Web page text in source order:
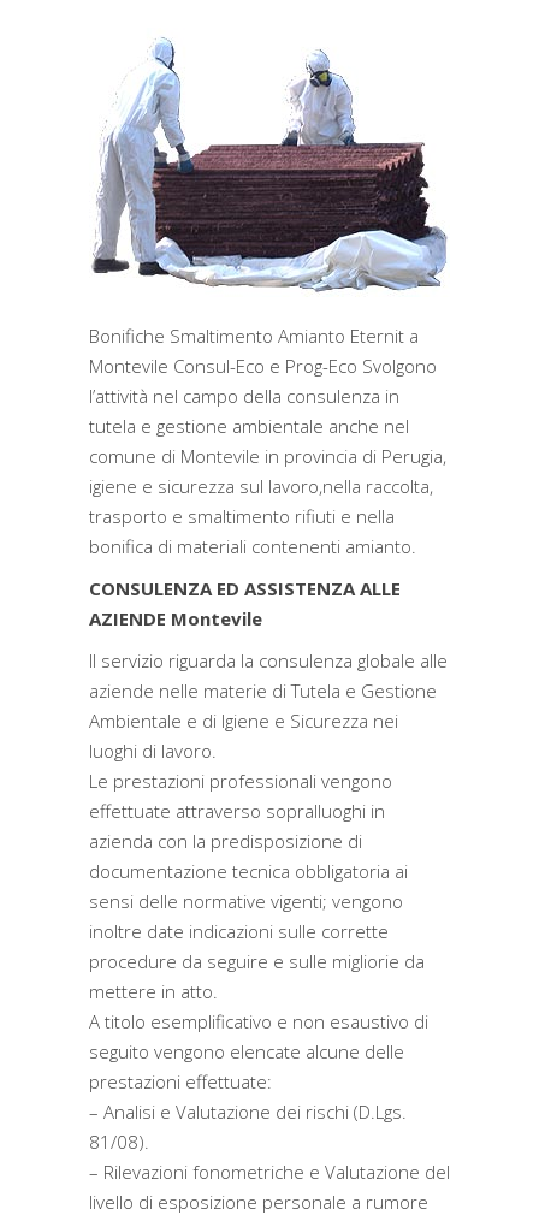
Bonifiche Smaltimento Amianto Eternit a
Montevile Consul-Eco e Prog-Eco Svolgono
l’attività nel campo della consulenza in
tutela e gestione ambientale anche nel
comune di Montevile in provincia di Perugia,
igiene e sicurezza sul lavoro,nella raccolta,
trasporto e smaltimento rifiuti e nella
bonifica di materiali contenenti amianto.
CONSULENZA ED ASSISTENZA ALLE
AZIENDE Montevile
Il servizio riguarda la consulenza globale alle
aziende nelle materie di Tutela e Gestione
Ambientale e di Igiene e Sicurezza nei
luoghi di lavoro.
Le prestazioni professionali vengono
effettuate attraverso sopralluoghi in
azienda con la predisposizione di
documentazione tecnica obbligatoria ai
sensi delle normative vigenti; vengono
inoltre date indicazioni sulle corrette
procedure da seguire e sulle migliorie da
mettere in atto.
A titolo esemplificativo e non esaustivo di
seguito vengono elencate alcune delle
prestazioni effettuate:
– Analisi e Valutazione dei rischi (D.Lgs.
81/08).
– Rilevazioni fonometriche e Valutazione del
livello di esposizione personale a rumore